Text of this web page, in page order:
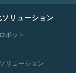
ソリューション
ボット
リューション